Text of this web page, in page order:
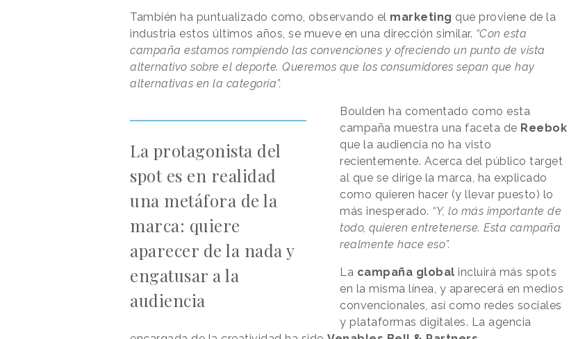
También ha puntualizado como, observando el marketing que proviene de la
industria estos últimos años, se mueve en una dirección similar. “Con esta
campaña estamos rompiendo las convenciones y ofreciendo un punto de vista
alternativo sobre el deporte. Queremos que los consumidores sepan que hay
alternativas en la categoría”.
La protagonista del
spot es en realidad
una metáfora de la
marca: quiere
aparecer de la nada y
engatusar a la
audiencia
Boulden ha comentado como esta
campaña muestra una faceta de Reebok
que la audiencia no ha visto
recientemente. Acerca del público target
al que se dirige la marca, ha explicado
como quieren hacer (y llevar puesto) lo
más inesperado. “Y, lo más importante de
todo, quieren entretenerse. Esta campaña
realmente hace eso”.
La campaña global incluirá más spots
en la misma línea, y aparecerá en medios
convencionales, así como redes sociales
y plataformas digitales. La agencia